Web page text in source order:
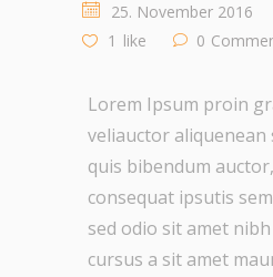
25. November 2016
1 like 0
Lorem Ipsum proin
veliauctor aliquenean
quis bibendum
consequat ipsutis
sed odio sit amet
cursus a sit amet